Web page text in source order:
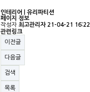
인테리어 | 유리파티션
페이지 정보
작성자 최고관리자 21-04-21 16:22
관련링크
이전글
다음글
검색
목록